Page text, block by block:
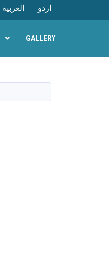
العربية اردو
GALLERY